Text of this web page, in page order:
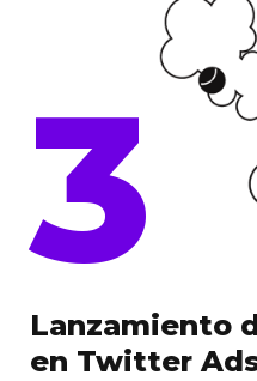
3
Lanzamiento
en Twitter